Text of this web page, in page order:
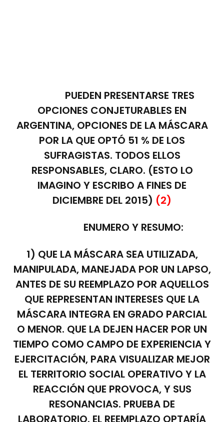
PUEDEN PRESENTARSE TRES
OPCIONES CONJETURABLES EN
ARGENTINA, OPCIONES DE LA MÁSCARA
POR LA QUE OPTÓ 51 % DE LOS
SUFRAGISTAS. TODOS ELLOS
RESPONSABLES, CLARO. (ESTO LO
IMAGINO Y ESCRIBO A FINES DE
DICIEMBRE DEL 2015) (2)
ENUMERO Y RESUMO:
1) QUE LA MÁSCARA SEA UTILIZADA,
MANIPULADA, MANEJADA POR UN LAPSO,
ANTES DE SU REEMPLAZO POR AQUELLOS
QUE REPRESENTAN INTERESES QUE LA
MÁSCARA INTEGRA EN GRADO PARCIAL
O MENOR. QUE LA DEJEN HACER POR UN
TIEMPO COMO CAMPO DE EXPERIENCIA Y
EJERCITACIÓN, PARA VISUALIZAR MEJOR
EL TERRITORIO SOCIAL OPERATIVO Y LA
REACCIÓN QUE PROVOCA, Y SUS
RESONANCIAS. PRUEBA DE
LABORATORIO. EL REEMPLAZO OPTARÍA